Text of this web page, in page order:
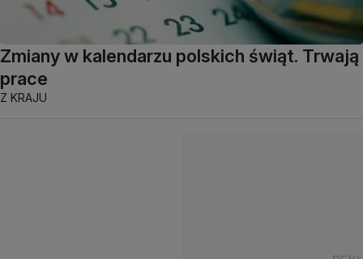
Zmiany w kalendarzu polskich świąt. Trwają
prace
Z KRAJU